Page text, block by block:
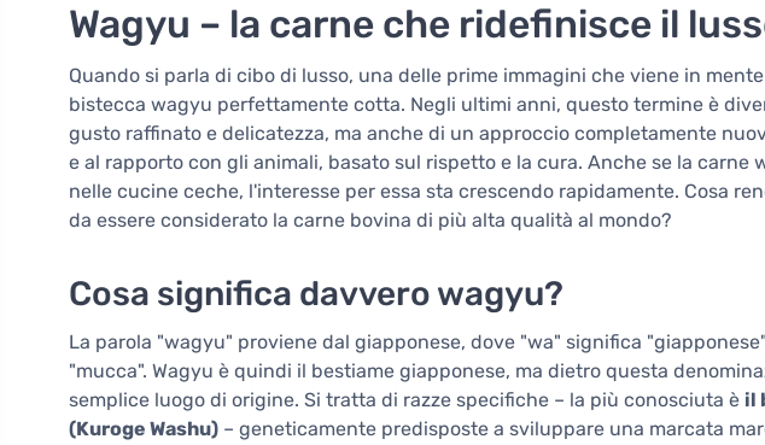
Wagyu – la carne che ridefinisce il
Quando si parla di cibo di lusso, una delle prime immagini che viene in
bistecca wagyu perfettamente cotta. Negli ultimi anni, questo termine è
gusto raffinato e delicatezza, ma anche di un approccio completamente
e al rapporto con gli animali, basato sul rispetto e la cura. Anche se la carne
nelle cucine ceche, l'interesse per essa sta crescendo rapidamente. Cosa
da essere considerato la carne bovina di più alta qualità al mondo?
Cosa significa davvero wagyu?
La parola "wagyu" proviene dal giapponese, dove "wa" significa
"mucca". Wagyu è quindi il bestiame giapponese, ma dietro questa
semplice luogo di origine. Si tratta di razze specifiche – la più conosciuta è il
(Kuroge Washu) – geneticamente predisposte a sviluppare una marcata